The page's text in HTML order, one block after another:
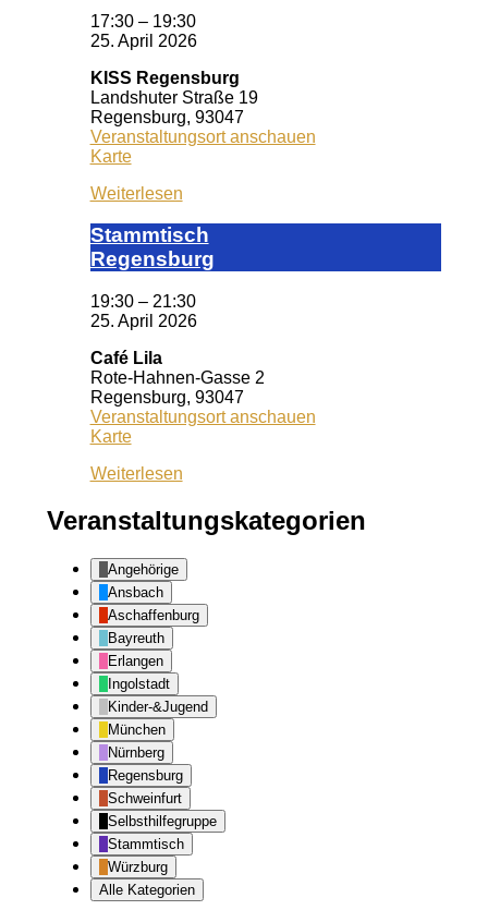
17:30 – 19:30
25. April 2026
KISS Regensburg
Landshuter Straße 19
Regensburg, 93047
Veranstaltungsort anschauen
KarteKISS
Weiterlesen
Stamm­tisch
Reg­ens­burg
19:30 – 21:30
25. April 2026
Café Lila
Rote-Hahnen-Gasse 2
Regensburg, 93047
Veranstaltungsort anschauen
KarteCafé
Weiterlesen
Veranstaltungskategorien
Angehörige
Ansbach
Aschaffenburg
Bayreuth
Erlangen
Ingolstadt
Kinder-&Jugend
München
Nürnberg
Regensburg
Schweinfurt
Selbsthilfegruppe
Stammtisch
Würzburg
Alle Kategorien